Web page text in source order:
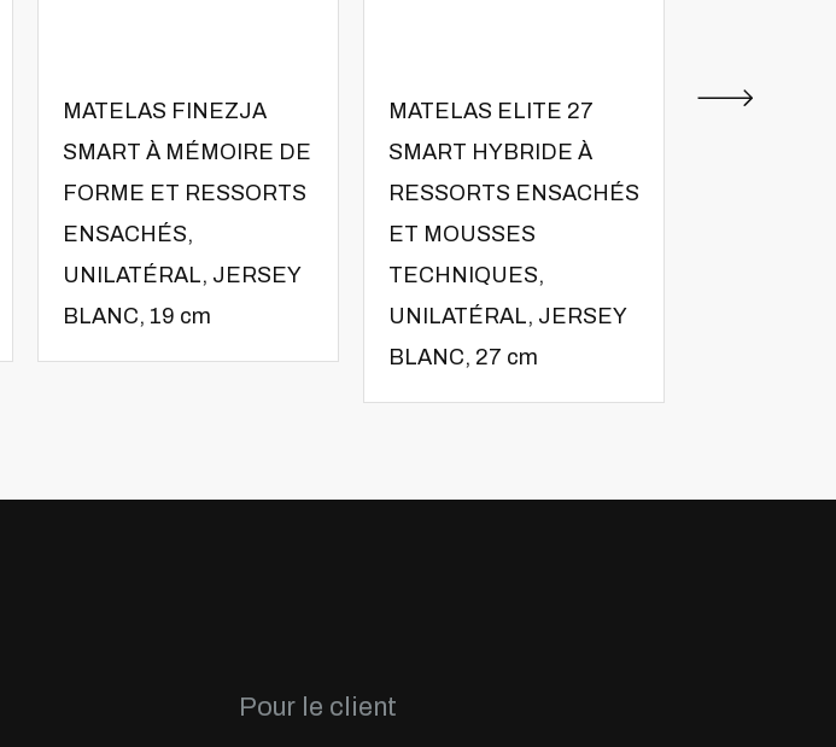
MATELAS FINEZJA
SMART À MÉMOIRE DE
FORME ET RESSORTS
ENSACHÉS,
UNILATÉRAL, JERSEY
BLANC, 19 cm
MATELAS ELITE 27
SMART HYBRIDE À
RESSORTS ENSACHÉS
ET MOUSSES
TECHNIQUES,
UNILATÉRAL, JERSEY
BLANC, 27 cm
MATELAS
Pour le client